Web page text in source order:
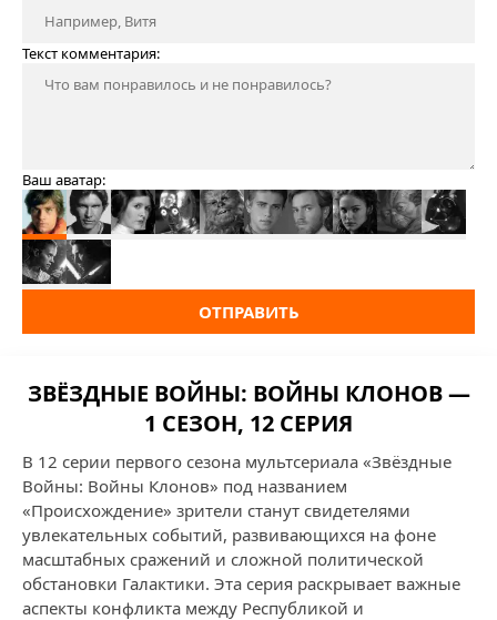
Текст комментария:
Ваш аватар:
ОТПРАВИТЬ
ЗВЁЗДНЫЕ ВОЙНЫ: ВОЙНЫ КЛОНОВ —
1 СЕЗОН, 12 СЕРИЯ
В 12 серии первого сезона мультсериала «Звёздные
Войны: Войны Клонов» под названием
«Происхождение» зрители станут свидетелями
увлекательных событий, развивающихся на фоне
масштабных сражений и сложной политической
обстановки Галактики. Эта серия раскрывает важные
аспекты конфликта между Республикой и